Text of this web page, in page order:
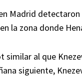
Madrid
la zona donde
similar al que
siguiente,